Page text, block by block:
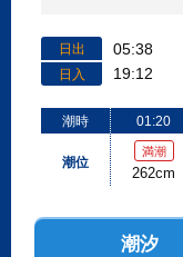
日出 05:38
日入 19:12
潮時
潮位
01:20
満潮
262cm
潮汐